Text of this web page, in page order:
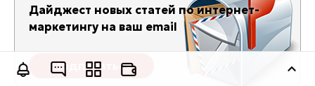
Дайджест новых статей по интернет-
маркетингу на ваш email
ПодписатьсяОставить заявку